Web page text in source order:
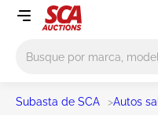
Subasta de SCA >Autos